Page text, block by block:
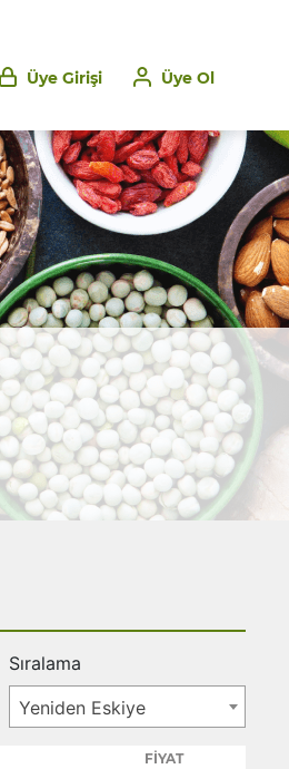
Üye Ol
Üye Girişi
Sıralama
Yeniden Eskiye
FİYAT